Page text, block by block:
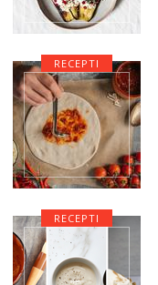
RECEPTI
RECEPTI